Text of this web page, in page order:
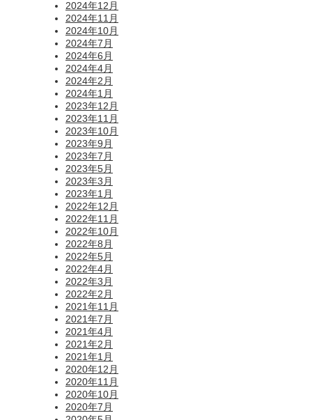
2024年12月
2024年11月
2024年10月
2024年7月
2024年6月
2024年4月
2024年2月
2024年1月
2023年12月
2023年11月
2023年10月
2023年9月
2023年7月
2023年5月
2023年3月
2023年1月
2022年12月
2022年11月
2022年10月
2022年8月
2022年5月
2022年4月
2022年3月
2022年2月
2021年11月
2021年7月
2021年4月
2021年2月
2021年1月
2020年12月
2020年11月
2020年10月
2020年7月